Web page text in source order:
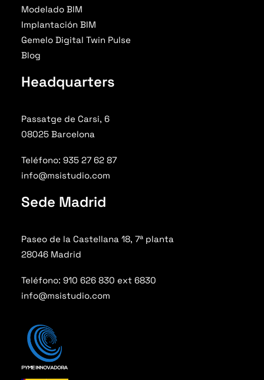
Modelado BIM
Implantación BIM
Gemelo Digital Twin Pulse
Blog
Headquarters
Passatge de Carsi, 6
08025 Barcelona
Teléfono: 935 27 62 87
info@msistudio.com
Sede Madrid
Paseo de la Castellana 18, 7ª planta
28046 Madrid
Teléfono: 910 626 830 ext 6830
info@msistudio.com